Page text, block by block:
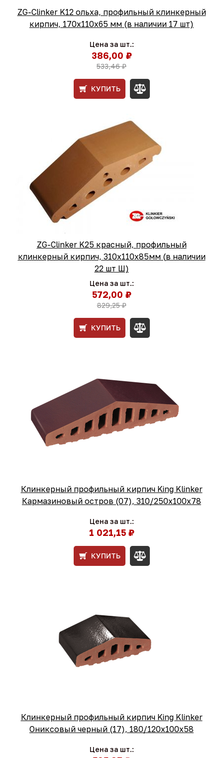
ZG-Clinker K12 ольха, профильный клинкерный
кирпич, 170x110x65 мм (в наличии 17 шт)
Цена за шт.:
386,00 ₽
533,46 ₽
КУПИТЬ
ZG-Clinker K25 красный, профильный
клинкерный кирпич, 310x110x85мм (в наличии
22 шт Ш)
Цена за шт.:
572,00 ₽
829,25 ₽
КУПИТЬ
Клинкерный профильный кирпич King Klinker
Кармазиновый остров (07), 310/250x100x78
Цена за шт.:
1 021,15 ₽
КУПИТЬ
Клинкерный профильный кирпич King Klinker
Ониксовый черный (17), 180/120x100x58
Цена за шт.: